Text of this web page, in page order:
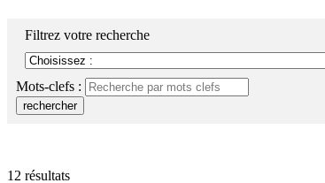
Filtrez votre recherche
Mots-clefs :
rechercher
12 résultats